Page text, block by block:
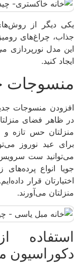
یکی دیگر از
جذاب، چراغ‌های
این مدل نورپردازی
ایجاد کنید.
منسوجات
افزودن منسوجات
در ظاهر فضای
منزلتان حس تازه و
برای عید نوروز
می‌توانید ست سرویس
جویا انواع
اختیارتان قرار
منزلتان می‌آورند.
استفاده
دکوراسیون